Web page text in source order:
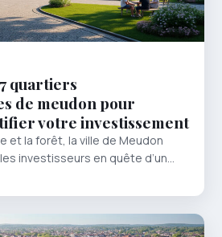
quartiers
de meudon pour
votre investissement
et la forêt, la ville de Meudon
investisseurs en quête d’un…